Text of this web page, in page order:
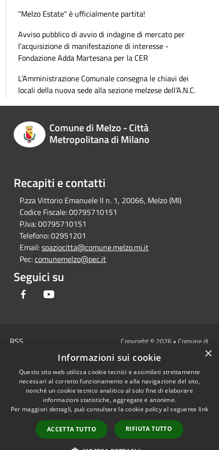
“Melzo Estate" è ufficialmente partita!
Avviso pubblico di avvio di indagine di mercato per
l'acquisizione di manifestazione di interesse -
Fondazione Adda Martesana per la CER
L’Amministrazione Comunale consegna le chiavi dei
locali della nuova sede alla sezione melzese dell’A.N.C.
Comune di Melzo - Città
Metropolitana di Milano
Recapiti e contatti
P.zza Vittorio Emanuele II n. 1, 20066, Melzo (MI)
Codice Fiscale:00795710151
P.Iva:00795710151
Telefono:02951201
Email:spaziocitta@comune.melzo.mi.it
Pec:comunemelzo@pec.it
Seguici su
Facebook
RSS
Cookie
Mappa del sito
Area Interna
Dichiarazione di
accessibilità e/o
segnalazioni di non
Copyright © 2026 • Comune di
Melzo - Città Metropolitana di
Milano • Powered by
Municipium•Accesso
redazione
×
Informazioni sui cookie
Questo sito web utilizza cookie tecnici e assimilati strettamente
necessari al corretto funzionamento e alla navigazione del sito,
nonché un cookie tecnico analitico al solo fine di elaborare
informazioni statistiche, aggregate e anonime.
Per maggiori dettagli, può consultare la cookie policy al seguente link
ACCETTA TUTTO RIFIUTA TUTTO